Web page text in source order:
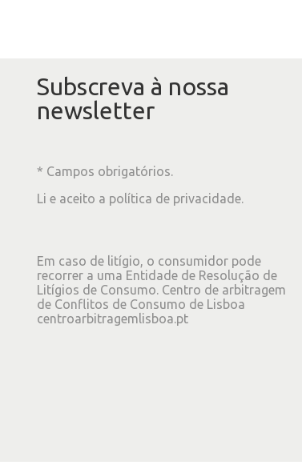
Subscreva à nossa
newsletter
* Campos obrigatórios.
Li e aceito a política de privacidade.
Em caso de litígio, o consumidor pode
recorrer a uma Entidade de Resolução de
Litígios de Consumo. Centro de arbitragem
de Conflitos de Consumo de Lisboa
centroarbitragemlisboa.pt